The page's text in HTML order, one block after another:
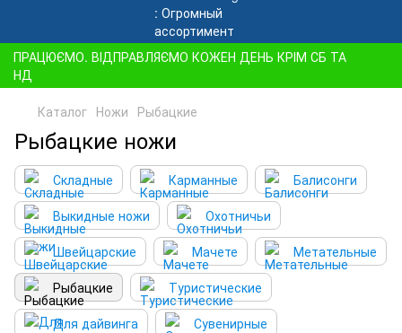
ПРАЦЮЄМО. ВІДПРАВЛЯЄМО КОЖЕН ДЕНЬ КРІМ СБ ТА
НД
Каталог Ножи Рыбацкие
Рыбацкие ножи
Складные Карманные
Балисонги
Выкидные ножи
Охотничьи
Швейцарские
Мачете
Метательные
Рыбацкие
Туристические
Для дайвинга
Сувенирные